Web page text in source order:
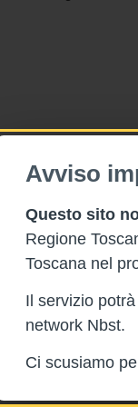
Avviso
Questo sito
Regione
Toscana nel
Il servizio
network Nbst.
Ci scusiamo